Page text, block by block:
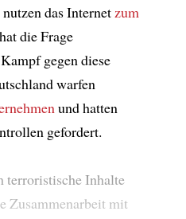
das Internetzum
die Frage
gegen diese
warfen
und hatten
gefordert.
terroristische Inhalte
Zusammenarbeit mit